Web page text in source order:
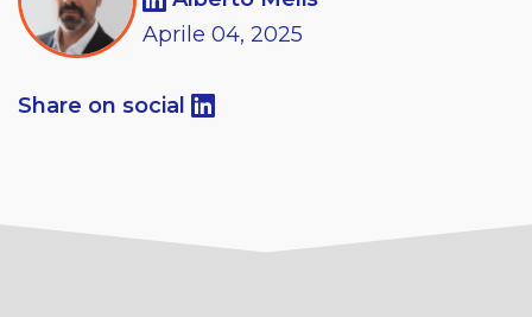
Aprile 04, 2025
Share on social